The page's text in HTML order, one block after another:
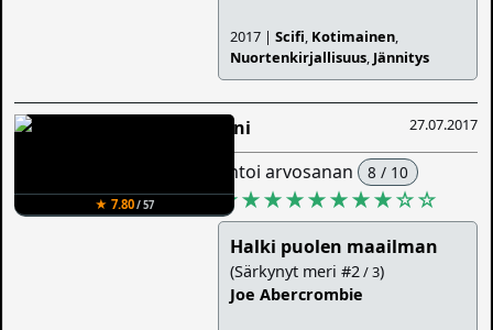
2017 |Scifi, Kotimainen,
Nuortenkirjallisuus, Jännitys
★ 7.80/ 57
27.07.2017
Sini
antoi arvosanan 8 / 10
★★★★★★★★☆☆
Halki puolen maailman
(Särkynyt meri #2 / 3)
Joe Abercrombie